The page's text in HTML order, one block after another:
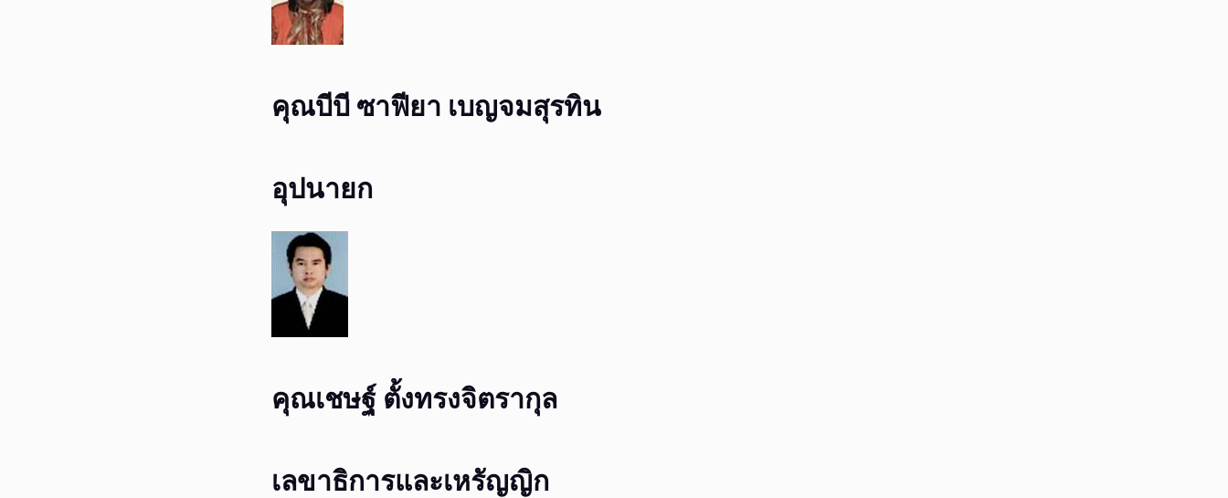
คุณบีบี ซาฟียา เบญจมสุรทิน
อุปนายก
คุณเชษฐ์ ตั้งทรงจิตรากุล
เลขาธิการและเหรัญญิก